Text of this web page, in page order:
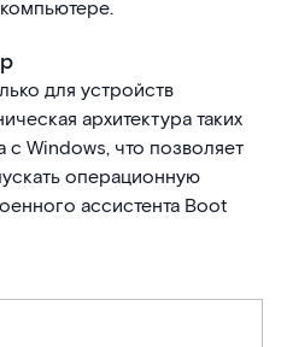
для устройств
архитектура таких
Windows, что позволяет
операционную
ассистента Boot